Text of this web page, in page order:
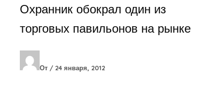
Охранник обокрал один из
торговых павильонов на рынке
От / 24 января, 2012